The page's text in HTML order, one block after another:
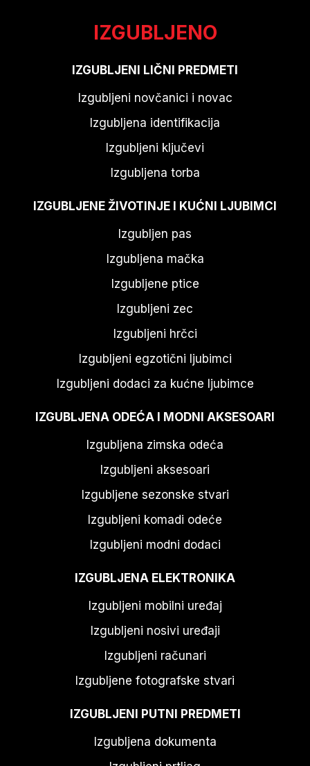
IZGUBLJENO
IZGUBLJENI LIČNI PREDMETI
Izgubljeni novčanici i novac
Izgubljena identifikacija
Izgubljeni ključevi
Izgubljena torba
IZGUBLJENE ŽIVOTINJE I KUĆNI LJUBIMCI
Izgubljen pas
Izgubljena mačka
Izgubljene ptice
Izgubljeni zec
Izgubljeni hrčci
Izgubljeni egzotični ljubimci
Izgubljeni dodaci za kućne ljubimce
IZGUBLJENA ODEĆA I MODNI AKSESOARI
Izgubljena zimska odeća
Izgubljeni aksesoari
Izgubljene sezonske stvari
Izgubljeni komadi odeće
Izgubljeni modni dodaci
IZGUBLJENA ELEKTRONIKA
Izgubljeni mobilni uređaj
Izgubljeni nosivi uređaji
Izgubljeni računari
Izgubljene fotografske stvari
IZGUBLJENI PUTNI PREDMETI
Izgubljena dokumenta